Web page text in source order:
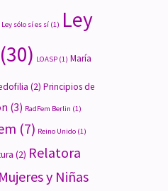
Ley sólo sí es sí (1) Ley
(30) LOASP (1) María
(2) Principios de
(3) RadFem Berlin (1)
(7) Reino Unido (1)
(2) Relatora
y Niñas